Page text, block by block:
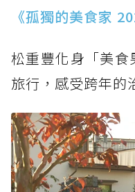
《孤獨的美食家
松重豐化身「美食
旅行，感受跨年的